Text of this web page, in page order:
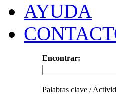
AYUDA
Encontrar:
Palabras clave /